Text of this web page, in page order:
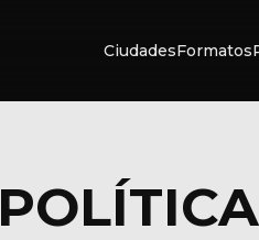
CiudadesFormatos